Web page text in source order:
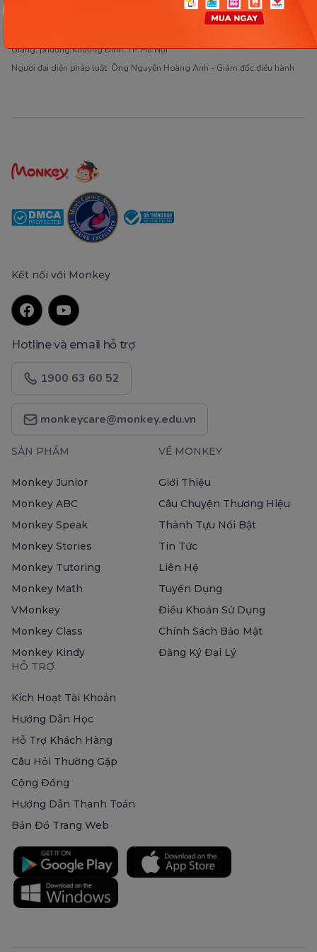
Giấy phép ĐKKD số 0106651756 do Sở Kế hoạch và Đầu tư TP Hà Nội cấp
ngày 01/10/2014, thay đổi lần thứ 3 ngày 13/11/2020
Giang, phường Khương Đình, TP. Hà Nội
Người đại diện pháp luật: Ông Nguyễn Hoàng Anh - Giám đốc điều hành
Kết nối với Monkey
Hotline và email hỗ trợ
1900 63 60 52
monkeycare@monkey.edu.vn
SẢN PHẨM
Monkey Junior
Monkey ABC
Monkey Speak
Monkey Stories
Monkey Tutoring
Monkey Math
VMonkey
Monkey Class
Monkey Kindy
VỀ MONKEY
Giới Thiệu
Câu Chuyện Thương Hiệu
Thành Tựu Nổi Bật
Tin Tức
Liên Hệ
Tuyển Dụng
Điều Khoản Sử Dụng
Chính Sách Bảo Mật
Đăng Ký Đại Lý
HỖ TRỢ
Kích Hoạt Tài Khoản
Hướng Dẫn Học
Hỗ Trợ Khách Hàng
Câu Hỏi Thường Gặp
Cộng Đồng
Hướng Dẫn Thanh Toán
Bản Đồ Trang Web